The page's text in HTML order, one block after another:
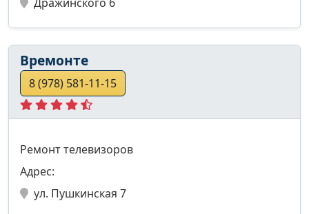
Времонте
8 (978) 581-11-15
Ремонт телевизоров
Адрес:
ул. Пушкинская 7